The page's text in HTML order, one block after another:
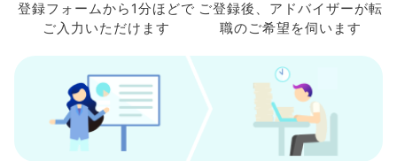
登録フォームから 1分ほどで
ご入力 いただけます
ご登録後、 アドバイザーが転
職のご希望を伺います